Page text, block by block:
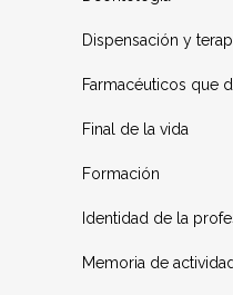
Dispensación y
Farmacéuticos que
Final de la vida
Formación
Identidad de la
Memoria de